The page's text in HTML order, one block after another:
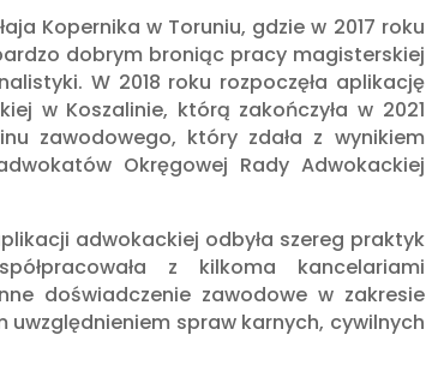
Kopernika w Toruniu, gdzie w 2017 roku
dobrym broniąc pracy magisterskiej
W 2018 roku rozpoczęła aplikację
w Koszalinie, którą zakończyła w 2021
zawodowego, który zdała z wynikiem
Okręgowej Rady Adwokackiej
adwokackiej odbyła szereg praktyk
z kilkoma kancelariami
doświadczenie zawodowe w zakresie
spraw karnych, cywilnych